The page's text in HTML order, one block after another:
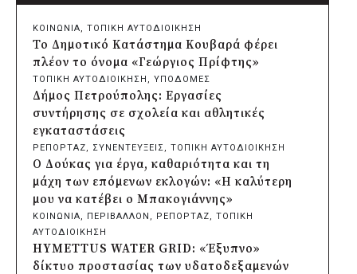
Δήμος Πατρέων: Αντικατάσταση
φωτιστικών μετά τη λεηλασία στο έλος
της Αγυιάς
πριν από μία μέρα
Δήμος Σαρωνικού: Βανδάλισαν το
εκκλησάκι της Μεταμόρφωσης του
Σωτήρος
πριν από μία μέρα
Περιφέρεια Αττικής: Έξι συμπεράσματα
για την ψηφιακή μετάβαση των
επιχειρήσεων
πριν από μία μέρα
Δήμος Σαρωνικού και ΑΡΧΕΛΩΝ
ενημερώνουν τους λουόμενους για τη
συνύπαρξη με τις θαλάσσιες χελώνες
πριν από μία μέρα
ΚΟΙΝΩΝΙΑ, ΤΟΠΙΚΗ ΑΥΤΟΔΙΟΙΚΗΣΗ
Το Δημοτικό Κατάστημα Κουβαρά φέρει
πλέον το όνομα «Γεώργιος Πρίφτης»
ΤΟΠΙΚΗ ΑΥΤΟΔΙΟΙΚΗΣΗ , ΥΠΟΔΟΜΕΣ
Δήμος Πετρούπολης: Εργασίες
συντήρησης σε σχολεία και αθλητικές
εγκαταστάσεις
ΡΕΠΟΡΤΑΖ, ΣΥΝΕΝΤΕΥΞΕΙΣ, ΤΟΠΙΚΗ ΑΥΤΟΔΙΟΙΚΗΣΗ
Ο Δούκας για έργα, καθαριότητα και τη
μάχη των επόμενων εκλογών: «Η καλύτερη
μου να κατέβει ο Μπακογιάννης»
ΚΟΙΝΩΝΙΑ, ΠΕΡΙΒΑΛΛΟΝ , ΡΕΠΟΡΤΑΖ, ΤΟΠΙΚΗ
ΑΥΤΟΔΙΟΙΚΗΣΗ
HYMETTUS WATER GRID: «Έξυπνο»
δίκτυο προστασίας των υδατοδεξαμενών